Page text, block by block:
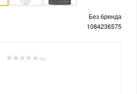
Без бренда
1084236575
( 0 )